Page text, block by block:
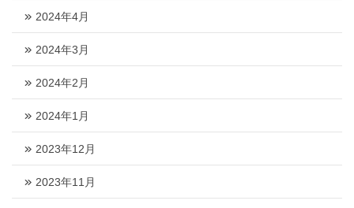
2024年4月
2024年3月
2024年2月
2024年1月
2023年12月
2023年11月